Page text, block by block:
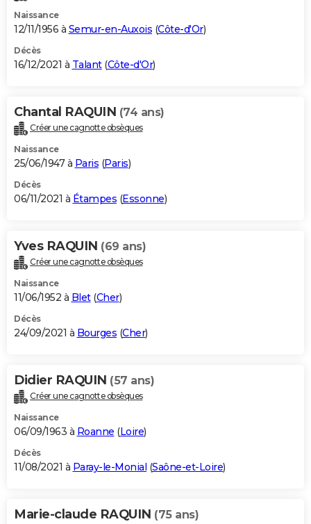
Naissance
12/11/1956 à Semur-en-Auxois (Côte-d'Or)
Décès
16/12/2021 à Talant(Côte-d'Or)
Chantal RAQUIN (74 ans)
Créer une cagnotte obsèques
Naissance
25/06/1947 à Paris (Paris)
Décès
06/11/2021 à Étampes (Essonne)
Yves RAQUIN (69 ans)
Créer une cagnotte obsèques
Naissance
11/06/1952 à Blet(Cher)
Décès
24/09/2021 à Bourges (Cher)
Didier RAQUIN (57 ans)
Créer une cagnotte obsèques
Naissance
06/09/1963 à Roanne (Loire)
Décès
11/08/2021 à Paray-le-Monial (Saône-et-Loire)
Marie-claude RAQUIN (75 ans)